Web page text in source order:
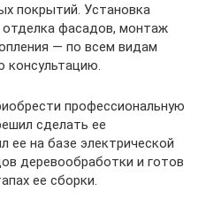
покрытий. Установка
фасадов, монтаж
— по всем видам
консультацию.
профессиональную
сделать ее
ее на базе электрической
деревообработки и готов
ее сборки.